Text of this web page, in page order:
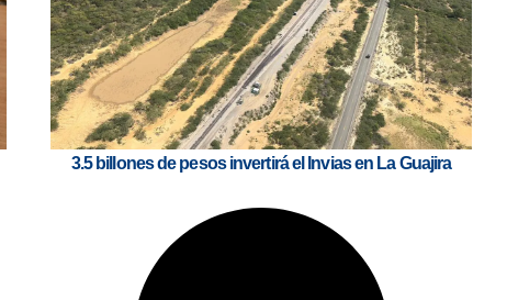
3.5 billones de pesos invertirá el Invias en La Guajira